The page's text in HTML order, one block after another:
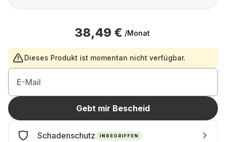
38,49 € /Monat
Dieses Produkt ist momentan nicht verfügbar.
E-Mail
Gebt mir Bescheid
Schadenschutz INBEGRIFFEN